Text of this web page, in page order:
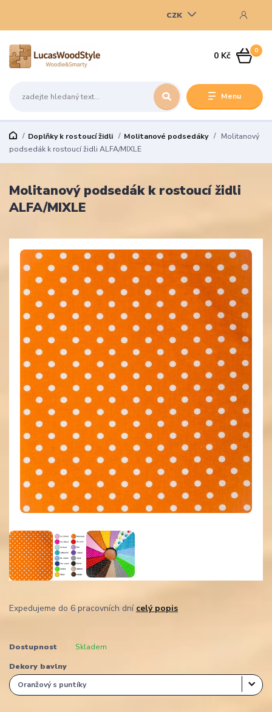
Menu
CZK
0
0 Kč
Doplňky k rostoucí židli Molitanové podsedáky
Molitanový
podsedák k rostoucí židli ALFA/MIXLE
Molitanový podsedák k rostoucí židli
ALFA/MIXLE
Expedujeme do 6 pracovních dní celý popis
Dostupnost Skladem
Dekory bavlny